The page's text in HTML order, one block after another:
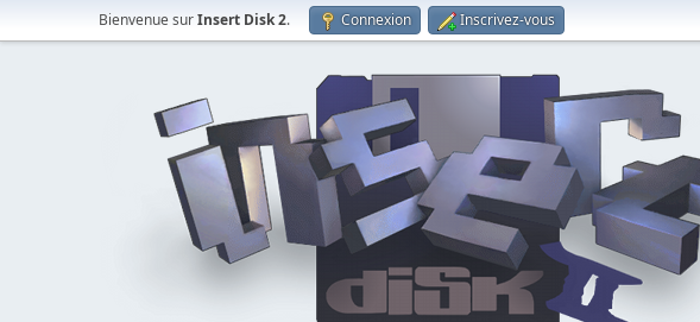
Bienvenue surInsert Disk 2. Connexion Inscrivez-vous